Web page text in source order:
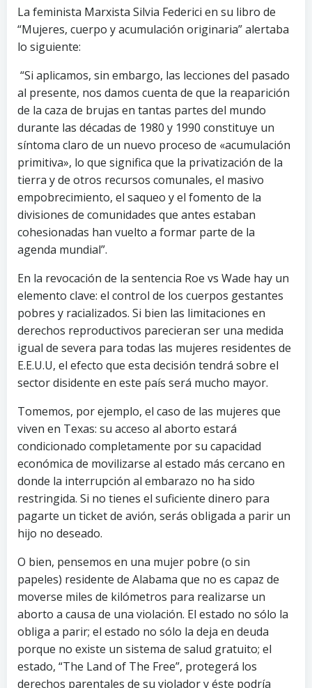
La feminista Marxista Silvia Federici en su libro de
“Mujeres, cuerpo y acumulación originaria” alertaba
lo siguiente:
“Si aplicamos, sin embargo, las lecciones del pasado
al presente, nos damos cuenta de que la reaparición
de la caza de brujas en tantas partes del mundo
durante las décadas de 1980 y 1990 constituye un
síntoma claro de un nuevo proceso de «acumulación
primitiva», lo que significa que la privatización de la
tierra y de otros recursos comunales, el masivo
empobrecimiento, el saqueo y el fomento de la
divisiones de comunidades que antes estaban
cohesionadas han vuelto a formar parte de la
agenda mundial”.
En la revocación de la sentencia Roe vs Wade hay un
elemento clave: el control de los cuerpos gestantes
pobres y racializados. Si bien las limitaciones en
derechos reproductivos parecieran ser una medida
igual de severa para todas las mujeres residentes de
E.E.U.U, el efecto que esta decisión tendrá sobre el
sector disidente en este país será mucho mayor.
Tomemos, por ejemplo, el caso de las mujeres que
viven en Texas: su acceso al aborto estará
condicionado completamente por su capacidad
económica de movilizarse al estado más cercano en
donde la interrupción al embarazo no ha sido
restringida. Si no tienes el suficiente dinero para
pagarte un ticket de avión, serás obligada a parir un
hijo no deseado.
O bien, pensemos en una mujer pobre (o sin
papeles) residente de Alabama que no es capaz de
moverse miles de kilómetros para realizarse un
aborto a causa de una violación. El estado no sólo la
obliga a parir; el estado no sólo la deja en deuda
porque no existe un sistema de salud gratuito; el
estado, “The Land of The Free”, protegerá los
derechos parentales de su violador y éste podría